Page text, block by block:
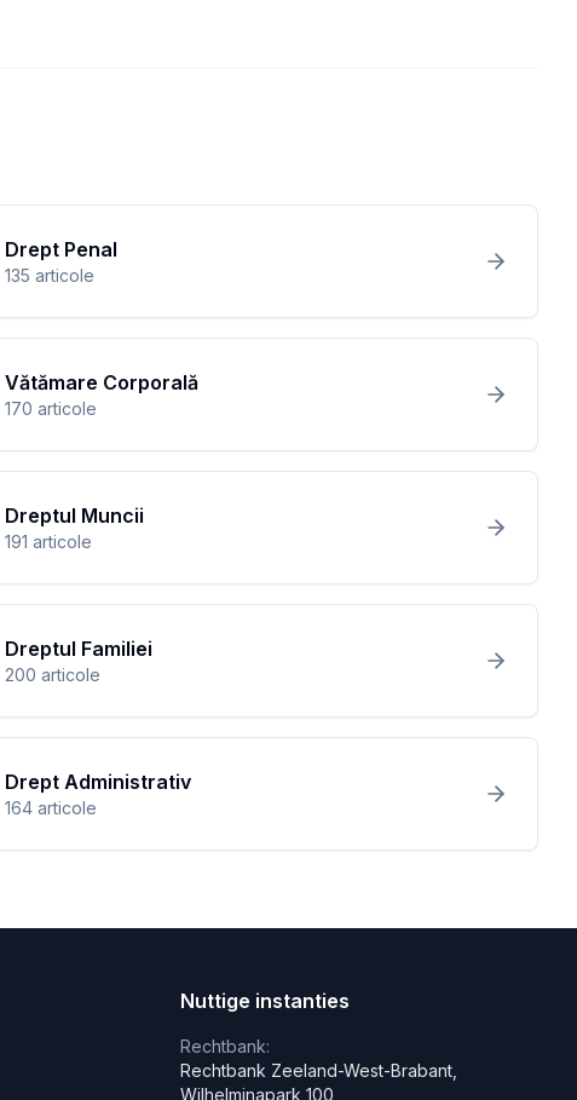
Drept Penal
135 articole
Vătămare Corporală
170 articole
Dreptul Muncii
191 articole
Dreptul Familiei
200 articole
Drept Administrativ
164 articole
Nuttige instanties
Rechtbank:
Rechtbank Zeeland-West-Brabant,
Wilhelminapark 100